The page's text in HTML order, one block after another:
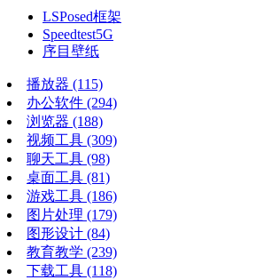
LSPosed框架
Speedtest5G
序目壁纸
播放器 (115)
办公软件 (294)
浏览器 (188)
视频工具 (309)
聊天工具 (98)
桌面工具 (81)
游戏工具 (186)
图片处理 (179)
图形设计 (84)
教育教学 (239)
下载工具 (118)